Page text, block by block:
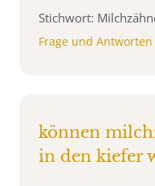
Stichwort:
Frage und Antworten
können
in den kiefer